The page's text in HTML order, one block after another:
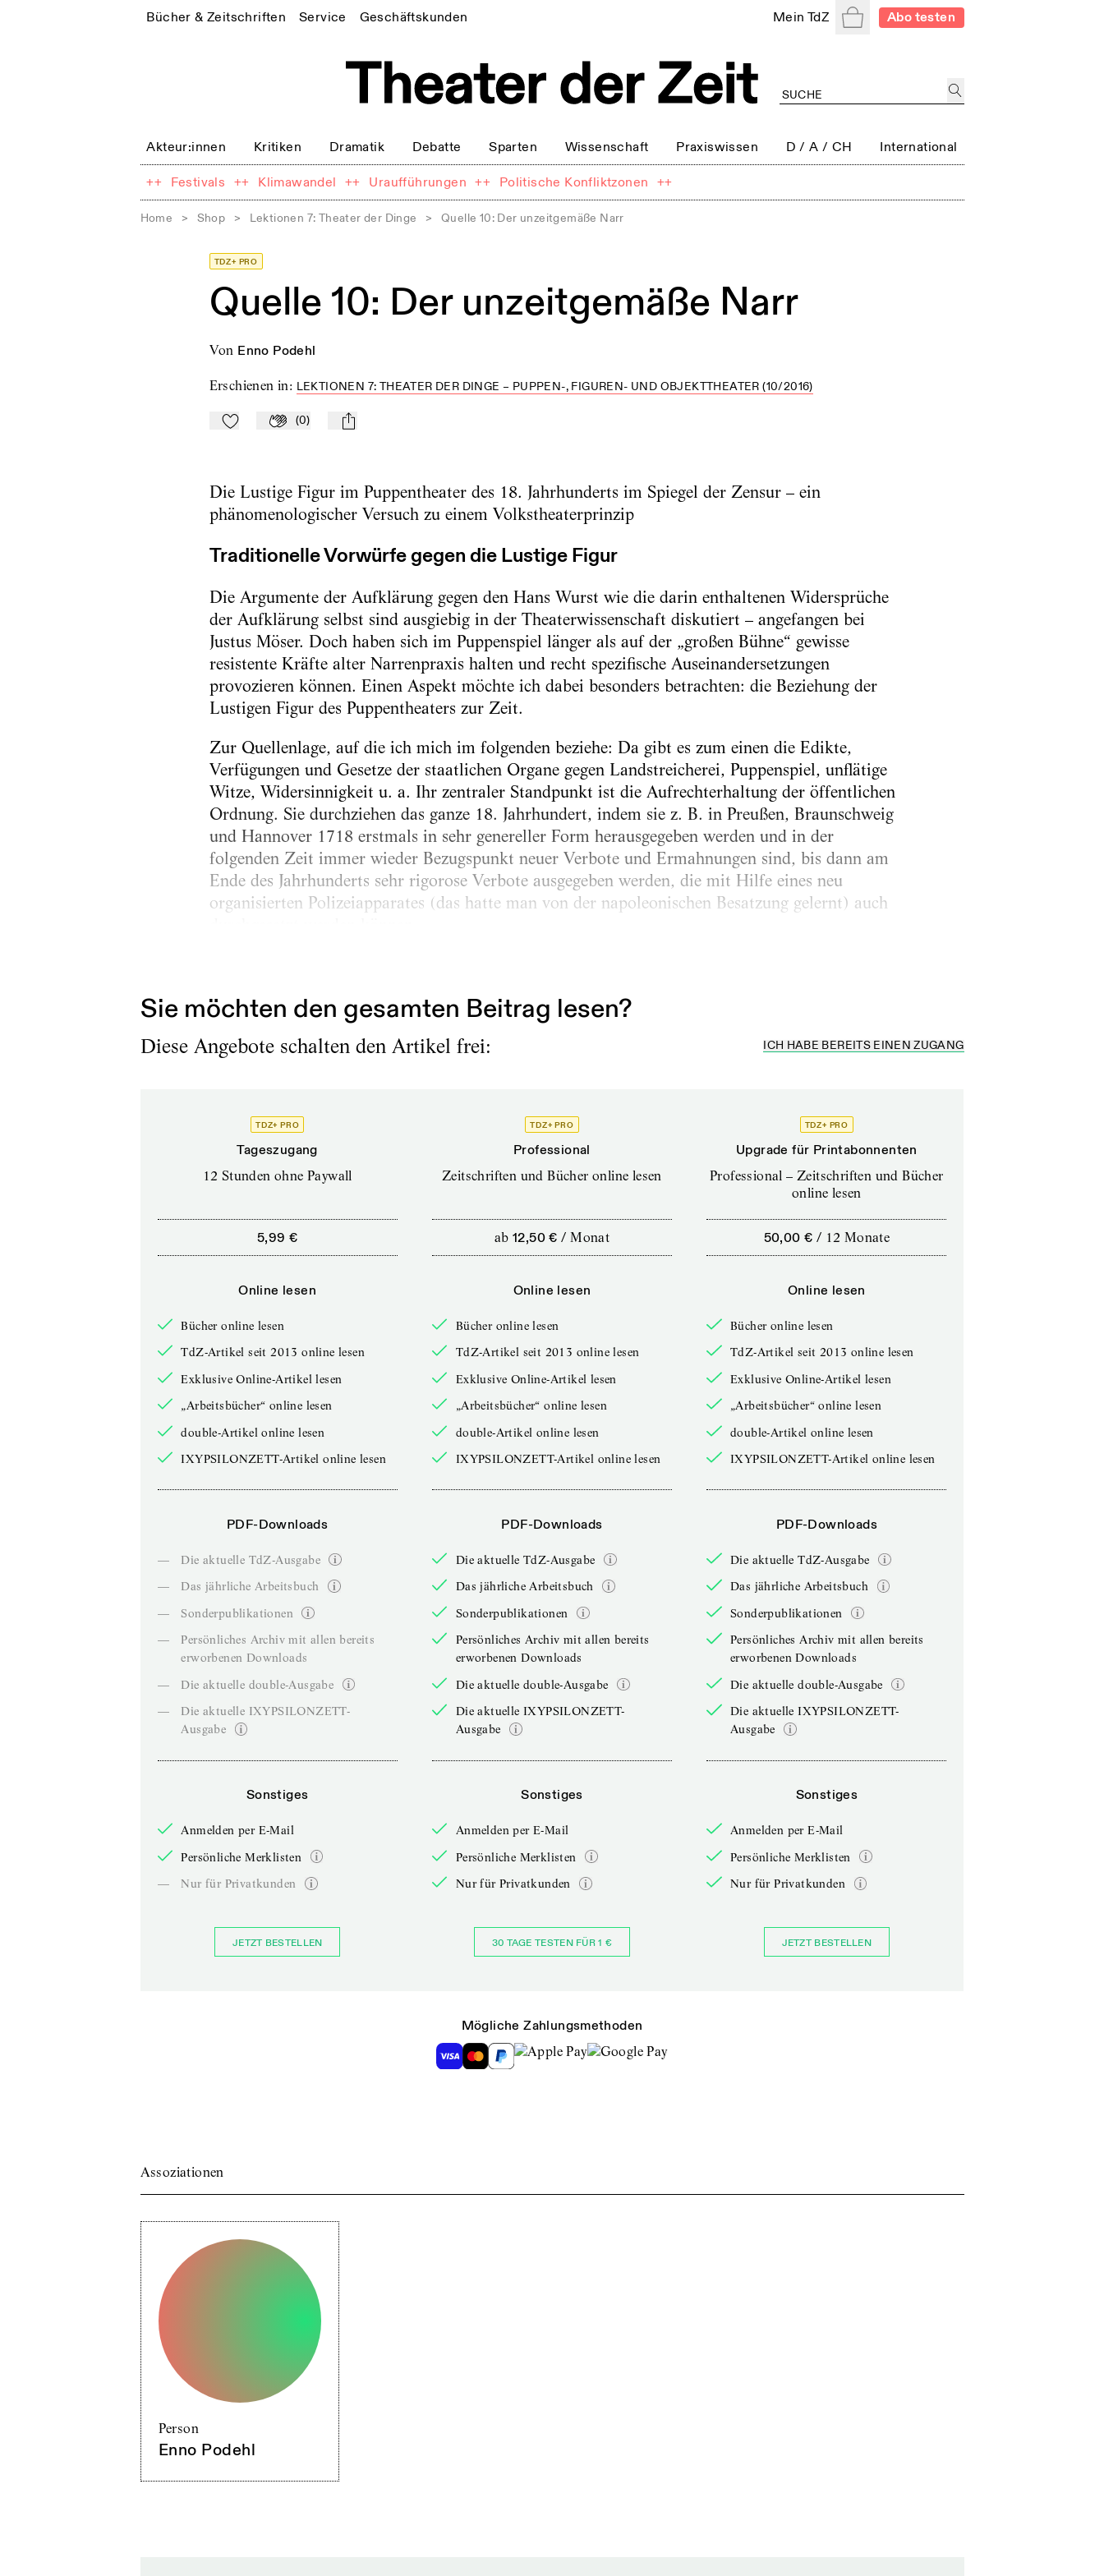
Bücher & Zeitschriften Service Geschäftskunden Mein TdZ WarenkorbAbo testen
Akteur:innen Kritiken Dramatik Debatte Sparten Wissenschaft Praxiswissen D / A / CH International
++ Festivals ++ Klimawandel ++ Uraufführungen ++ Politische Konfliktzonen ++
Home > Shop > Lektionen 7: Theater der Dinge > Quelle 10: Der unzeitgemäße Narr
TDZ+ PRO
Quelle 10: Der unzeitgemäße Narr
von Enno Podehl
Erschienen in: LEKTIONEN 7: THEATER DER DINGE – PUPPEN-, FIGUREN- UND OBJEKTTHEATER (10/2016)
Zu Mein-TdZ hinzufügen
Applaudieren
(0) mail
Die Lustige Figur im Puppentheater des 18. Jahrhunderts im Spiegel der Zensur – ein
phänomenologischer Versuch zu einem Volkstheaterprinzip
Traditionelle Vorwürfe gegen die Lustige Figur
Die Argumente der Aufklärung gegen den Hans Wurst wie die darin enthaltenen Widersprüche
der Aufklärung selbst sind ausgiebig in der Theaterwissenschaft diskutiert – angefangen bei
Justus Möser. Doch haben sich im Puppenspiel länger als auf der „großen Bühne“ gewisse
resistente Kräfte alter Narrenpraxis halten und recht spezifische Auseinandersetzungen
provozieren können. Einen Aspekt möchte ich dabei besonders betrachten: die Beziehung der
Lustigen Figur des Puppentheaters zur Zeit.
Zur Quellenlage, auf die ich mich im folgenden beziehe: Da gibt es zum einen die Edikte,
Verfügungen und Gesetze der staatlichen Organe gegen Landstreicherei, Puppenspiel, unflätige
Witze, Widersinnigkeit u. a. Ihr zentraler Standpunkt ist die Aufrechterhaltung der öffentlichen
Ordnung. Sie durchziehen das ganze 18. Jahrhundert, indem sie z. B. in Preußen, Braunschweig
und Hannover 1718 erstmals in sehr genereller Form herausgegeben werden und in der
folgenden Zeit immer wieder Bezugspunkt neuer Verbote und Ermahnungen sind, bis dann am
Ende des Jahrhunderts sehr rigorose Verbote ausgegeben werden, die mit Hilfe eines neu
organisierten Polizeiapparates (das hatte man von der napoleonischen Besatzung gelernt) auch
Sie möchten den gesamten Beitrag lesen?
Diese Angebote schalten den Artikel frei: ICH HABE BEREITS EINEN ZUGANG
TDZ+ PRO
Tageszugang
12 Stunden ohne Paywall
5,99 €
Online lesen
Bücher online lesen
TdZ-Artikel seit 2013 online lesen
Exklusive Online-Artikel lesen
„Arbeitsbücher“ online lesen
double-Artikel online lesen
IXYPSILONZETT-Artikel online lesen
PDF-Downloads
—
Die aktuelle TdZ-Ausgabe
—
Das jährliche Arbeitsbuch
—
Sonderpublikationen
—
Persönliches Archiv mit allen bereits
erworbenen Downloads
—
Die aktuelle double-Ausgabe
—
Die aktuelle IXYPSILONZETT-
Ausgabe
Sonstiges
Anmelden per E-Mail
Persönliche Merklisten
—
Nur für Privatkunden
JETZT BESTELLEN
TDZ+ PRO
Professional
Zeitschriften und Bücher online lesen
ab 12,50 € /Monat
Online lesen
Bücher online lesen
TdZ-Artikel seit 2013 online lesen
Exklusive Online-Artikel lesen
„Arbeitsbücher“ online lesen
double-Artikel online lesen
IXYPSILONZETT-Artikel online lesen
PDF-Downloads
Die aktuelle TdZ-Ausgabe
Das jährliche Arbeitsbuch
Sonderpublikationen
Persönliches Archiv mit allen bereits
erworbenen Downloads
Die aktuelle double-Ausgabe
Die aktuelle IXYPSILONZETT-
Ausgabe
Sonstiges
Anmelden per E-Mail
Persönliche Merklisten
Nur für Privatkunden
30 TAGE TESTEN FÜR 1 €
TDZ+ PRO
Upgrade für Printabonnenten
Professional – Zeitschriften und Bücher
online lesen
50,00 € / 12 Monate
Online lesen
Bücher online lesen
TdZ-Artikel seit 2013 online lesen
Exklusive Online-Artikel lesen
„Arbeitsbücher“ online lesen
double-Artikel online lesen
IXYPSILONZETT-Artikel online lesen
PDF-Downloads
Die aktuelle TdZ-Ausgabe
Das jährliche Arbeitsbuch
Sonderpublikationen
Persönliches Archiv mit allen bereits
erworbenen Downloads
Die aktuelle double-Ausgabe
Die aktuelle IXYPSILONZETT-
Ausgabe
Sonstiges
Anmelden per E-Mail
Persönliche Merklisten
Nur für Privatkunden
JETZT BESTELLEN
Mögliche Zahlungsmethoden
Assoziationen
Person
Enno Podehl